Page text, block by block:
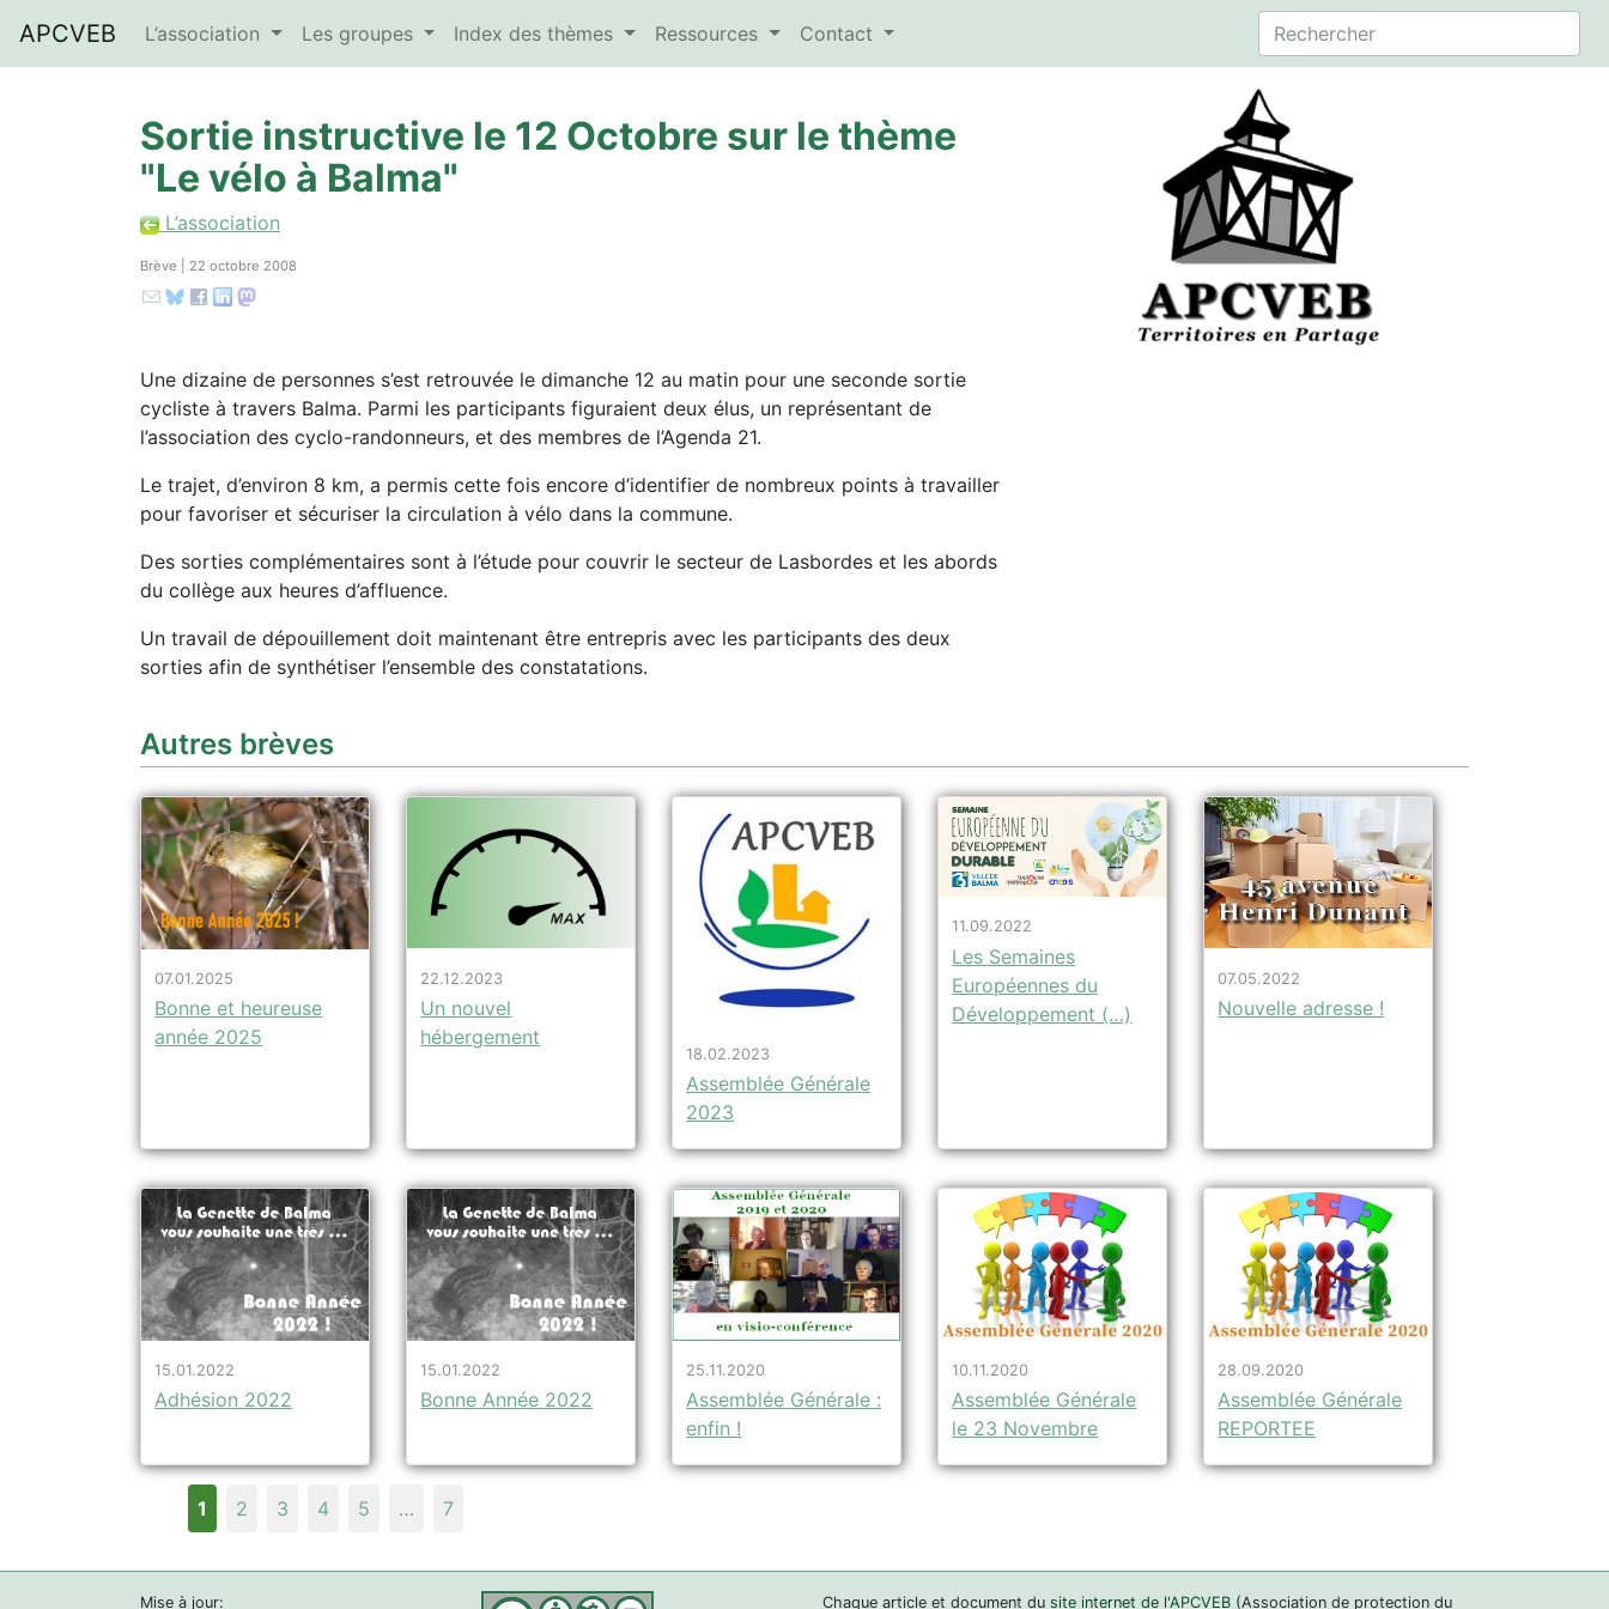
APCVEB L’association Les groupes Index des thèmes Ressources Contact
Sortie instructive le 12 Octobre sur le thème
"Le vélo à Balma"
L’association
Brève | 22 octobre 2008
Une dizaine de personnes s’est retrouvée le dimanche 12 au matin pour une seconde sortie
cycliste à travers Balma. Parmi les participants figuraient deux élus, un représentant de
l’association des cyclo-randonneurs, et des membres de l’Agenda 21.
Le trajet, d’environ 8 km, a permis cette fois encore d’identifier de nombreux points à travailler
pour favoriser et sécuriser la circulation à vélo dans la commune.
Des sorties complémentaires sont à l’étude pour couvrir le secteur de Lasbordes et les abords
du collège aux heures d’affluence.
Un travail de dépouillement doit maintenant être entrepris avec les participants des deux
sorties afin de synthétiser l’ensemble des constatations.
Autres brèves
07.01.2025
Bonne et heureuse
année 2025
22.12.2023
Un nouvel
hébergement
18.02.2023
Assemblée Générale
2023
11.09.2022
Les Semaines
Européennes du
Développement (…)
07.05.2022
Nouvelle adresse !
15.01.2022
Adhésion 2022
15.01.2022
Bonne Année 2022
25.11.2020
Assemblée Générale :
enfin !
10.11.2020
Assemblée Générale
le 23 Novembre
28.09.2020
Assemblée Générale
REPORTEE
1 2 3 4 5 … 7
Mise à jour: Chaque article et document du site internet de l'APCVEB (Association de protection du